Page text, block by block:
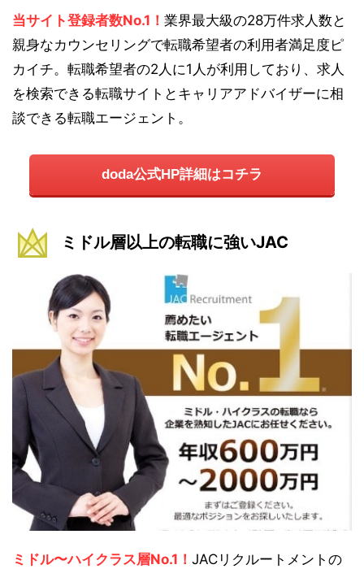
当サイト登録者数No.1！ 業界最大級の28万件求人数と
親身なカウンセリングで転職希望者の利用者満足度ピ
カイチ。転職希望者の2人に1人が利用しており、求人
を検索できる転職サイトとキャリアアドバイザーに相
談できる転職エージェント。
doda公式HP詳細はコチラ
ミドル層以上の転職に強いJAC
ミドル〜ハイクラス層No.1！ JACリクルートメントの